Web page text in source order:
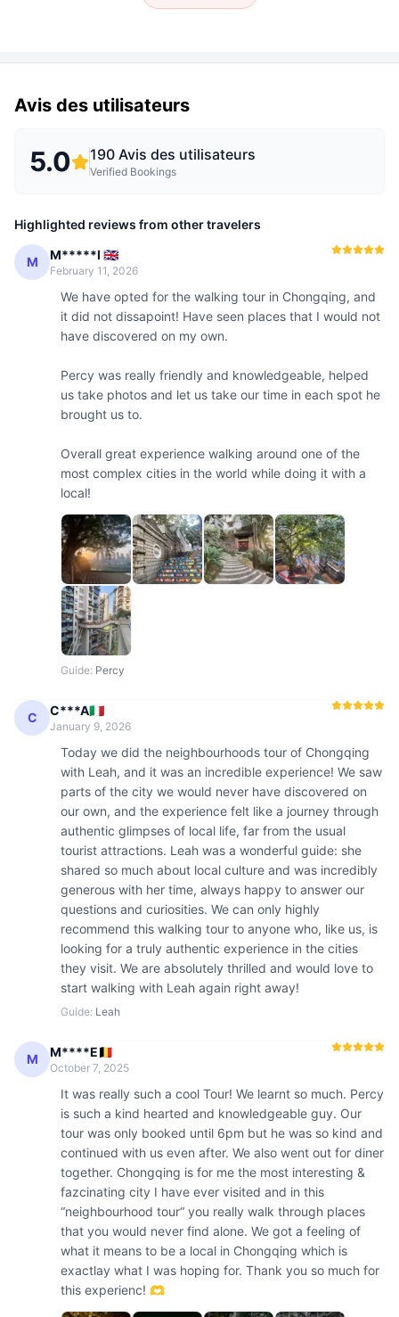
Avis des utilisateurs
5.0 190 Avis des utilisateurs
Verified Bookings
Highlighted reviews from other travelers
M M*****I 🇬🇧
February 11, 2026
We have opted for the walking tour in Chongqing, and
it did not dissapoint! Have seen places that I would not
have discovered on my own.
Percy was really friendly and knowledgeable, helped
us take photos and let us take our time in each spot he
brought us to.
Overall great experience walking around one of the
most complex cities in the world while doing it with a
local!
Guide: Percy
C C***A🇮🇹
January 9, 2026
Today we did the neighbourhoods tour of Chongqing
with Leah, and it was an incredible experience! We saw
parts of the city we would never have discovered on
our own, and the experience felt like a journey through
authentic glimpses of local life, far from the usual
tourist attractions. Leah was a wonderful guide: she
shared so much about local culture and was incredibly
generous with her time, always happy to answer our
questions and curiosities. We can only highly
recommend this walking tour to anyone who, like us, is
looking for a truly authentic experience in the cities
they visit. We are absolutely thrilled and would love to
start walking with Leah again right away!
Guide: Leah
M M****E🇧🇪
October 7, 2025
It was really such a cool Tour! We learnt so much. Percy
is such a kind hearted and knowledgeable guy. Our
tour was only booked until 6pm but he was so kind and
continued with us even after. We also went out for diner
together. Chongqing is for me the most interesting &
fazcinating city I have ever visited and in this
“neighbourhood tour“ you really walk through places
that you would never find alone. We got a feeling of
what it means to be a local in Chongqing which is
exactlay what I was hoping for. Thank you so much for
this experienc! 🫶